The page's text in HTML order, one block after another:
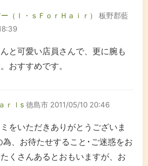
（Ｉ・ｓＦｏｒＨａｉｒ）
板野郡藍
と可愛い店員さんで、更に腕も
おすすめです。
ｒｌs 徳島市 2011/05/10 20:46
をいただきありがとうございま
、お待たせすること･ご迷惑をお
くさんあるとおもいますが、お